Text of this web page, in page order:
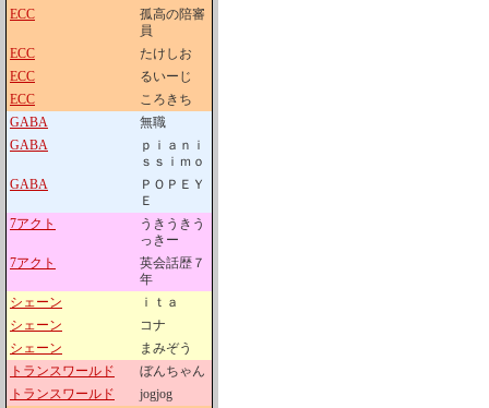
ECC
孤高の陪審
員
ECC
たけしお
ECC
るいーじ
ECC
ころきち
GABA
無職
GABA
ｐｉａｎｉ
ｓｓｉｍｏ
GABA
ＰＯＰＥＹ
Ｅ
7アクト
うきうきう
っきー
7アクト
英会話歴７
年
シェーン
ｉｔａ
シェーン
コナ
シェーン
まみぞう
トランスワールド
ぼんちゃん
トランスワールド
jogjog